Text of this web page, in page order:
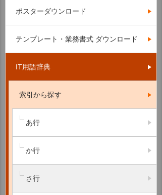
ポスターダウンロード
テンプレート・業務書式 ダウンロード
IT用語辞典
索引から探す
あ行
か行
さ行